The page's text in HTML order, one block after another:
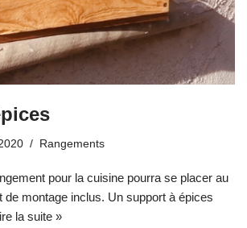
Rangements
pour la cuisine pourra se placer au
de montage inclus. Un support à épices
la suite »